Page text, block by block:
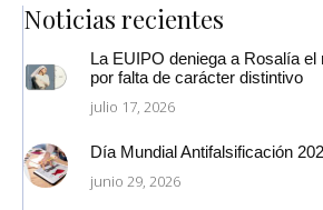
Noticias recientes
La EUIPO deniega a Rosalía el
por falta de carácter distintivo
julio 17, 2026
Día Mundial Antifalsificación
junio 29, 2026